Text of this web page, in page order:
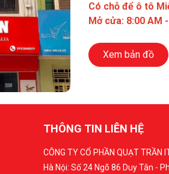
Có chỗ để ô tô
Mở cửa: 8:00 AM
Xem bản đồ
THÔNG TIN LIÊN HỆ
CÔNG TY CỔ PHẦN QUẠT TRẦN
Hà Nội: Số 24 Ngõ 86 Duy Tân -